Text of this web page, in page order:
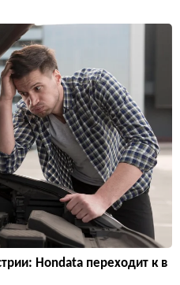
Hondata переходит к в